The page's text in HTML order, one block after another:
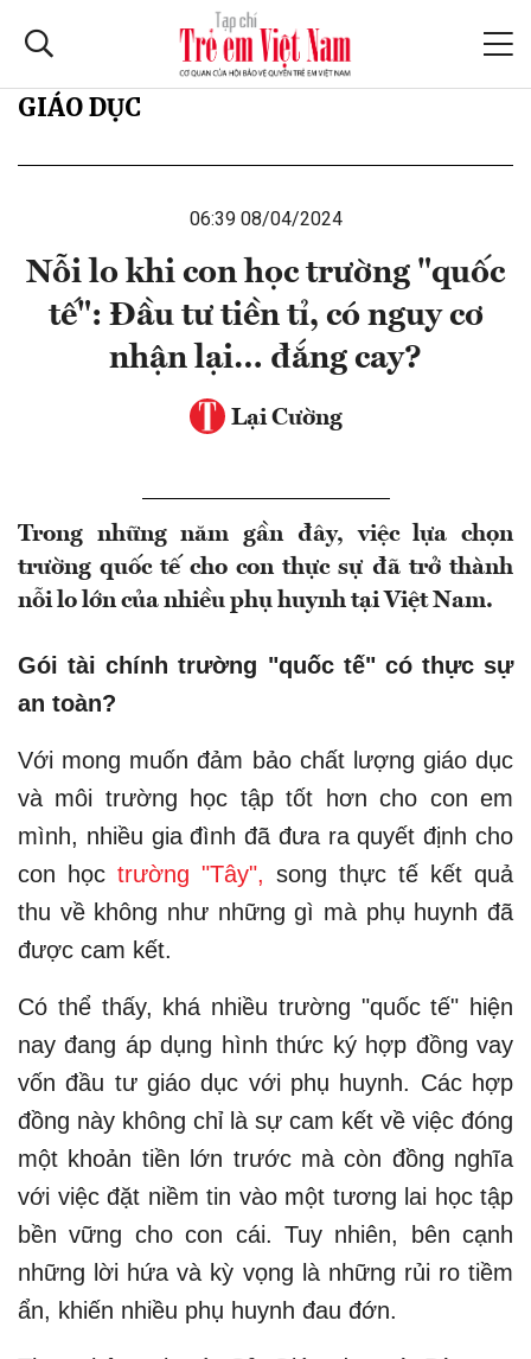
GIÁO DỤC
06:39 08/04/2024
Nỗi lo khi con học trường "quốc
tế": Đầu tư tiền tỉ, có nguy cơ
nhận lại… đắng cay?
Lại Cường
Trong những năm gần đây, việc lựa chọn
trường quốc tế cho con thực sự đã trở thành
nỗi lo lớn của nhiều phụ huynh tại Việt Nam.
Gói tài chính trường "quốc tế" có thực sự
an toàn?
Với mong muốn đảm bảo chất lượng giáo dục
và môi trường học tập tốt hơn cho con em
mình, nhiều gia đình đã đưa ra quyết định cho
con học trường "Tây", song thực tế kết quả
thu về không như những gì mà phụ huynh đã
được cam kết.
Có thể thấy, khá nhiều trường "quốc tế" hiện
nay đang áp dụng hình thức ký hợp đồng vay
vốn đầu tư giáo dục với phụ huynh. Các hợp
đồng này không chỉ là sự cam kết về việc đóng
một khoản tiền lớn trước mà còn đồng nghĩa
với việc đặt niềm tin vào một tương lai học tập
bền vững cho con cái. Tuy nhiên, bên cạnh
những lời hứa và kỳ vọng là những rủi ro tiềm
ẩn, khiến nhiều phụ huynh đau đớn.